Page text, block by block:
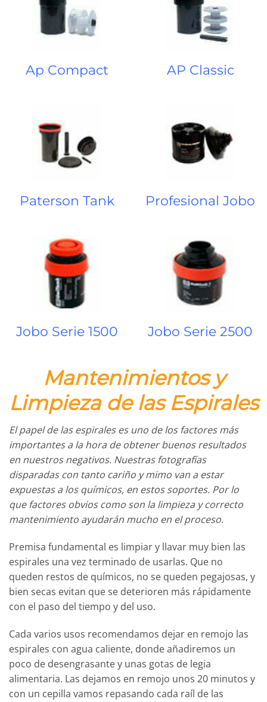
Ap Compact AP Classic
Paterson Tank Profesional Jobo
Jobo Serie 1500 Jobo Serie 2500
Mantenimientos y
Limpieza de las Espirales
El papel de las espirales es uno de los factores más
importantes a la hora de obtener buenos resultados
en nuestros negativos. Nuestras fotografías
disparadas con tanto cariño y mimo van a estar
expuestas a los químicos, en estos soportes. Por lo
que factores obvios como son la limpieza y correcto
mantenimiento ayudarán mucho en el proceso.
Premisa fundamental es limpiar y llavar muy bien las
espirales una vez terminado de usarlas. Que no
queden restos de químicos, no se queden pegajosas, y
bien secas evitan que se deterioren más rápidamente
con el paso del tiempo y del uso.
Cada varios usos recomendamos dejar en remojo las
espirales con agua caliente, donde añadiremos un
poco de desengrasante y unas gotas de legia
alimentaria. Las dejamos en remojo unos 20 minutos y
con un cepilla vamos repasando cada raíl de las